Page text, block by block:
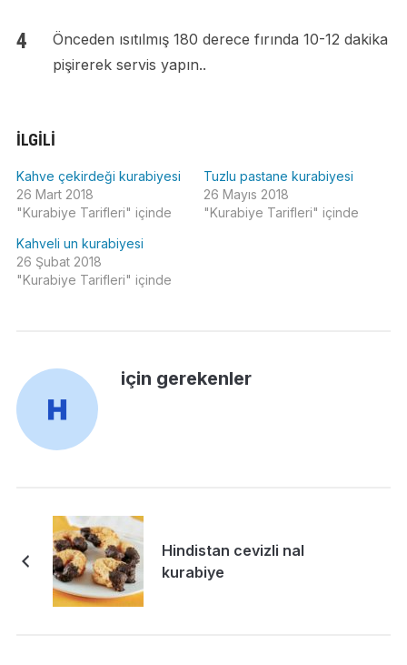
Önceden ısıtılmış 180 derece fırında 10-12 dakika
pişirerek servis yapın..
İLGILI
Kahve çekirdeği kurabiyesi
26 Mart 2018
"Kurabiye Tarifleri" içinde
Tuzlu pastane kurabiyesi
26 Mayıs 2018
"Kurabiye Tarifleri" içinde
Kahveli un kurabiyesi
26 Şubat 2018
"Kurabiye Tarifleri" içinde
için gerekenler
Hindistan cevizli nal
kurabiye